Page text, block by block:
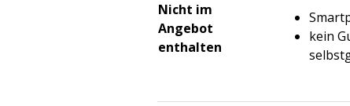
Nicht im
Angebot
enthalten
kein